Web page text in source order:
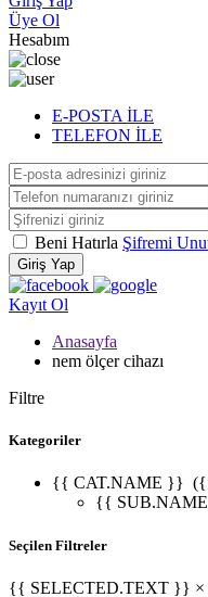
Üye Ol
Hesabım
E-POSTA İLE
TELEFON İLE
Beni Hatırla Şifremi
Giriş Yap
Kayıt Ol
Anasayfa
nem ölçer cihazı
Filtre
Kategoriler
{{ CAT.NAME }}
{{
Seçilen Filtreler
{{ SELECTED.TEXT }} ×